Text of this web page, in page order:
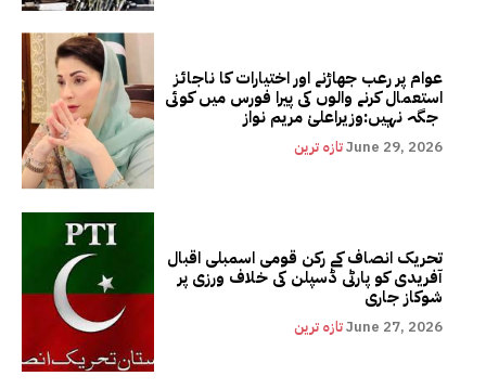
عوام پر رعب جھاڑنے اور اختیارات کا ناجائز
استعمال کرنے والوں کی پیرا فورس میں کوئی
تازہ ترینJune 29, 2026
تحریک انصاف کے رکن قومی اسمبلی اقبال
آفریدی کو پارٹی ڈسپلن کی خلاف ورزی پر
شوکاز جاری
تازہ ترینJune 27, 2026